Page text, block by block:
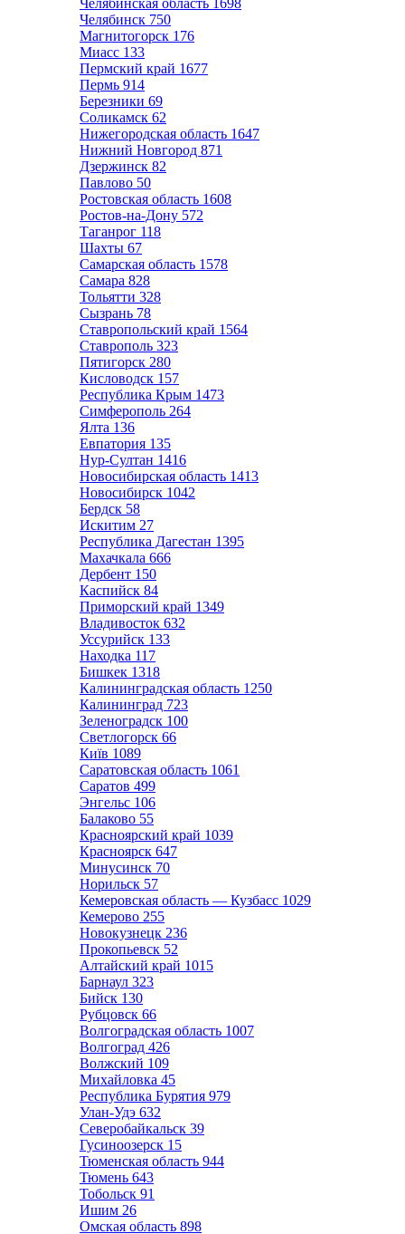
Челябинская область 1698
Челябинск 750
Магнитогорск 176
Миасс 133
Пермский край 1677
Пермь 914
Березники 69
Соликамск 62
Нижегородская область 1647
Нижний Новгород 871
Дзержинск 82
Павлово 50
Ростовская область 1608
Ростов-на-Дону 572
Таганрог 118
Шахты 67
Самарская область 1578
Самара 828
Тольятти 328
Сызрань 78
Ставропольский край 1564
Ставрополь 323
Пятигорск 280
Кисловодск 157
Республика Крым 1473
Симферополь 264
Ялта 136
Евпатория 135
Нур-Султан 1416
Новосибирская область 1413
Новосибирск 1042
Бердск 58
Искитим 27
Республика Дагестан 1395
Махачкала 666
Дербент 150
Каспийск 84
Приморский край 1349
Владивосток 632
Уссурийск 133
Находка 117
Бишкек 1318
Калининградская область 1250
Калининград 723
Зеленоградск 100
Светлогорск 66
Київ 1089
Саратовская область 1061
Саратов 499
Энгельс 106
Балаково 55
Красноярский край 1039
Красноярск 647
Минусинск 70
Норильск 57
Кемеровская область — Кузбасс 1029
Кемерово 255
Новокузнецк 236
Прокопьевск 52
Алтайский край 1015
Барнаул 323
Бийск 130
Рубцовск 66
Волгоградская область 1007
Волгоград 426
Волжский 109
Михайловка 45
Республика Бурятия 979
Улан-Удэ 632
Северобайкальск 39
Гусиноозерск 15
Тюменская область 944
Тюмень 643
Тобольск 91
Ишим 26
Омская область 898